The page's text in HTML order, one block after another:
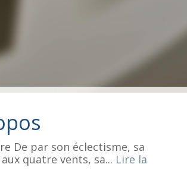
De par son éclectisme, sa
quatre vents, sa... Lire la